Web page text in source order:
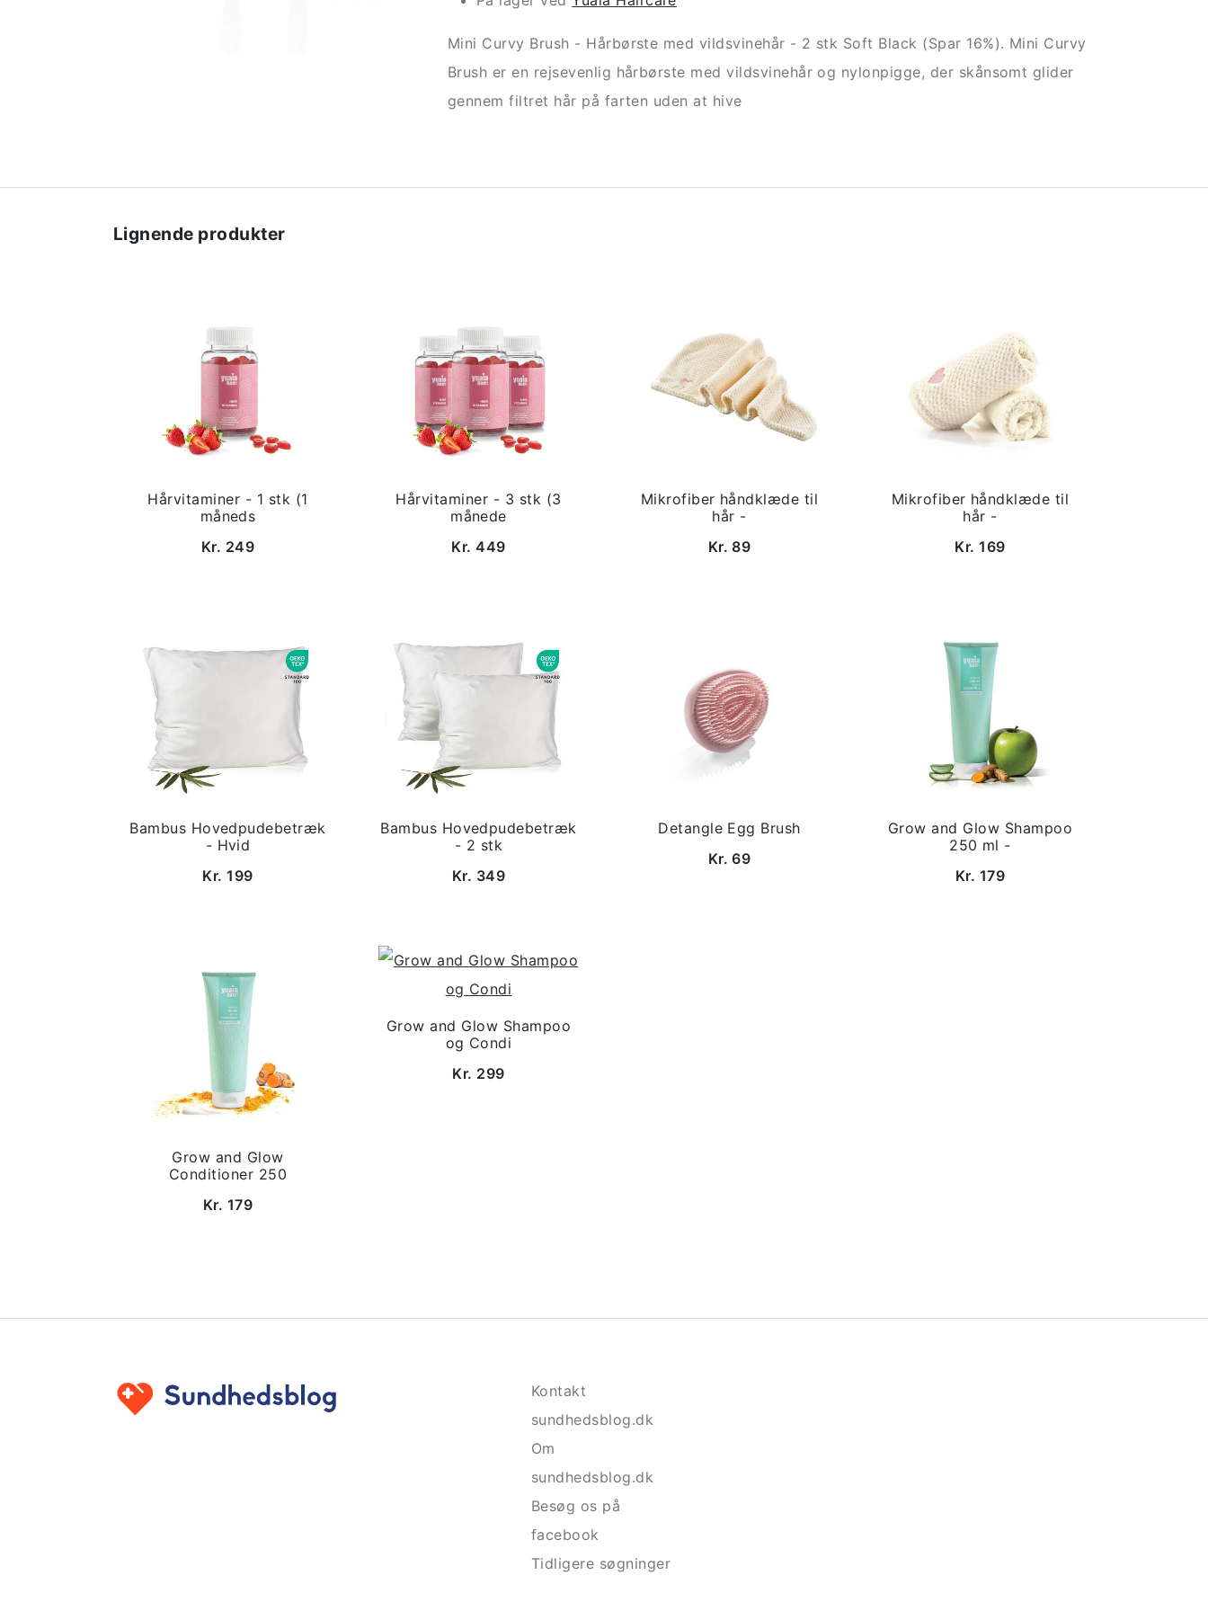
Mini Curvy Brush - Hårbørste med vildsvinehår - 2 stk Soft Black (Spar 16%). Mini Curvy
Brush er en rejsevenlig hårbørste med vildsvinehår og nylonpigge, der skånsomt glider
gennem filtret hår på farten uden at hive
Lignende produkter
Hårvitaminer - 1 stk (1
måneds
Kr. 249
Hårvitaminer - 3 stk (3
månede
Kr. 449
Mikrofiber håndklæde til
hår -
Kr. 89
Mikrofiber håndklæde til
hår -
Kr. 169
Bambus Hovedpudebetræk
- Hvid
Kr. 199
Bambus Hovedpudebetræk
- 2 stk
Kr. 349
Detangle Egg Brush
Kr. 69
Grow and Glow Shampoo
250 ml -
Kr. 179
Grow and Glow
Conditioner 250
Kr. 179
Grow and Glow Shampoo
og Condi
Kr. 299
Kontakt
sundhedsblog.dk
Om
sundhedsblog.dk
Besøg os på
facebook
Tidligere søgninger